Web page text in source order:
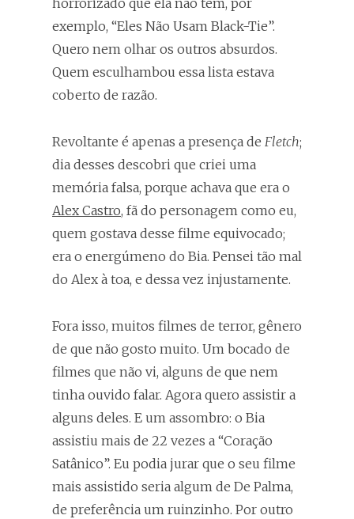
horrorizado que ela não tem, por
exemplo, “Eles Não Usam Black-Tie”.
Quero nem olhar os outros absurdos.
Quem esculhambou essa lista estava
coberto de razão.
Revoltante é apenas a presença de Fletch;
dia desses descobri que criei uma
memória falsa, porque achava que era o
Alex Castro, fã do personagem como eu,
quem gostava desse filme equivocado;
era o energúmeno do Bia. Pensei tão mal
do Alex à toa, e dessa vez injustamente.
Fora isso, muitos filmes de terror, gênero
de que não gosto muito. Um bocado de
filmes que não vi, alguns de que nem
tinha ouvido falar. Agora quero assistir a
alguns deles. E um assombro: o Bia
assistiu mais de 22 vezes a “Coração
Satânico”. Eu podia jurar que o seu filme
mais assistido seria algum de De Palma,
de preferência um ruinzinho. Por outro